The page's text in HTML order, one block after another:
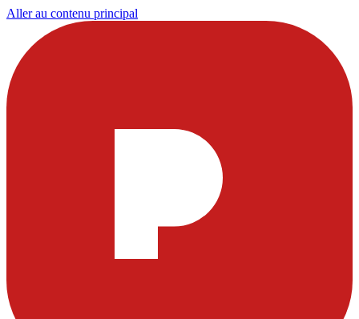
Aller au contenu principal